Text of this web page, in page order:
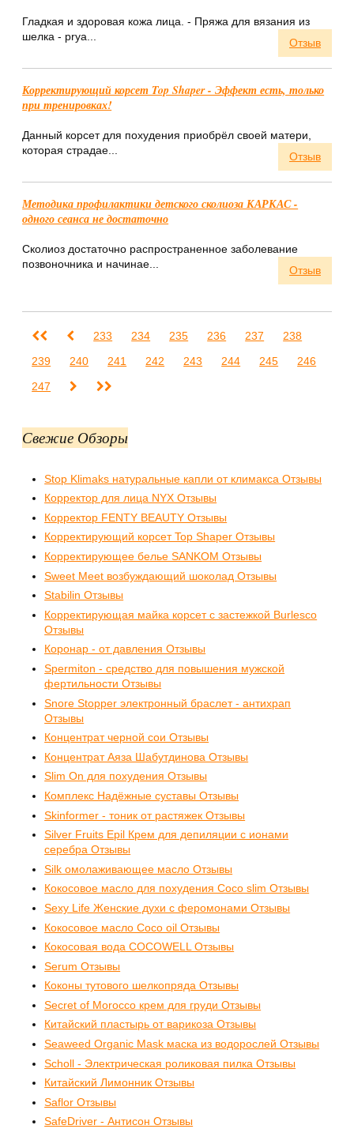
Гладкая и здоровая кожа лица. - Пряжа для вязания из
шелка - prya...
Отзыв
Корректирующий корсет Top Shaper - Эффект есть, только
при тренировках!
Данный корсет для похудения приобрёл своей матери,
которая страдае...
Отзыв
Методика профилактики детского сколиоза КАРКАС -
одного сеанса не достаточно
Сколиоз достаточно распространенное заболевание
позвоночника и начинае...
Отзыв
233 234 235 236 237
238
239
240 241 242 243 244 245
246
247
Свежие Обзоры
Stop Klimaks натуральные капли от климакса Отзывы
Корректор для лица NYX Отзывы
Корректор FENTY BEAUTY Отзывы
Корректирующий корсет Top Shaper Отзывы
Корректирующее белье SANKOM Отзывы
Sweet Meet возбуждающий шоколад Отзывы
Stabilin Отзывы
Корректирующая майка корсет с застежкой Burlesco
Отзывы
Коронар - от давления Отзывы
Spermiton - средство для повышения мужской
фертильности Отзывы
Snore Stopper электронный браслет - антихрап
Отзывы
Концентрат черной сои Отзывы
Концентрат Аяза Шабутдинова Отзывы
Slim On для похудения Отзывы
Комплекс Надёжные суставы Отзывы
Skinformer - тоник от растяжек Отзывы
Silver Fruits Epil Крем для депиляции с ионами
серебра Отзывы
Silk омолаживающее масло Отзывы
Кокосовое масло для похудения Coco slim Отзывы
Sexy Life Женские духи с феромонами Отзывы
Кокосовое масло Coco oil Отзывы
Кокосовая вода COCOWELL Отзывы
Serum Отзывы
Коконы тутового шелкопряда Отзывы
Secret of Morocco крем для груди Отзывы
Китайский пластырь от варикоза Отзывы
Seaweed Organic Mask маска из водорослей Отзывы
Scholl - Электрическая роликовая пилка Отзывы
Китайский Лимонник Отзывы
Saflor Отзывы
SafeDriver - Антисон Отзывы